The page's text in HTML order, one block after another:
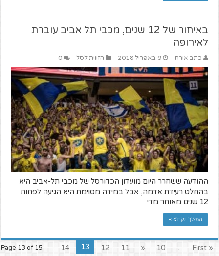
באיחור של 12 שנים, מכבי תל אביב עוברת
לאירופה
כתב אורח 9 באפריל 2018 הזווית לסל 0
ההודעה ששחרר היום מועדון הכדורסל של מכבי תל-אביב היא
בהחלט רעידת אדמה, אבל במידה מסוימת היא הגיעה לפחות
12 שנים מאוחר מדי
המשך לקרוא »
Page 13 of 15 « First
...
10
«
11
12
13
14